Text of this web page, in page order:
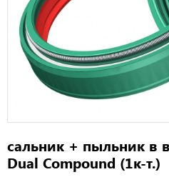
сальник + пыльник в
Dual Compound (1к-т.)